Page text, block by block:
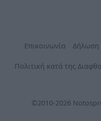
Επικοινωνία Δήλωση
Πολιτική κατά της
©2010-2026